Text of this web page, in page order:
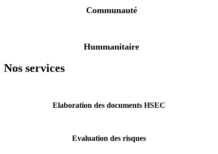
Communauté
Hummanitaire
Nos services
Elaboration des documents HSEC
Evaluation des risques